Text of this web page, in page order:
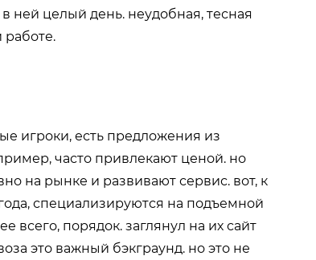
ней целый день. неудобная, тесная
игроки, есть предложения из
часто привлекают ценой. но
на рынке и развивают сервис. вот, к
специализируются на подъемной
всего, порядок. заглянул на их сайт
это важный бэкграунд. но это не